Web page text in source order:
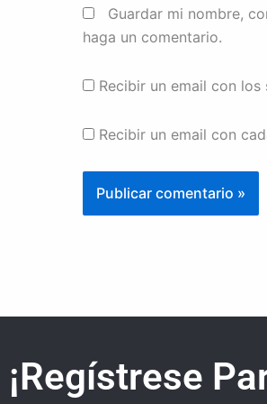
Guardar mi nombre,
haga un comentario.
Recibir un email con
Recibir un email con
¡Regístrese